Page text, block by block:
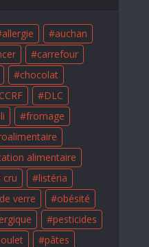
allergie
auchan
carrefour
chocolat
DLC
fromage
alimentaire
cru
listéria
verre
obésité
pesticides
pâtes